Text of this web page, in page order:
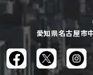
愛知県名古屋市